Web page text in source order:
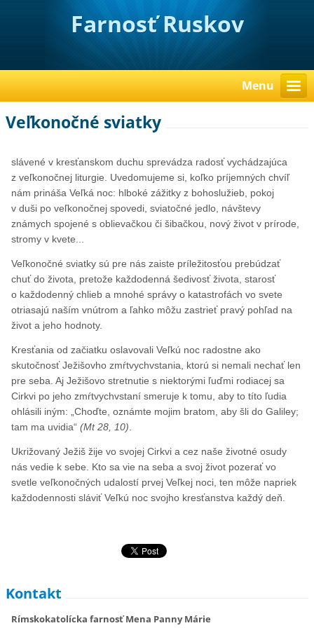
Farnosť Ruskov
Menu
Veľkonočné sviatky
slávené v kresťanskom duchu sprevádza radosť vychádzajúca
z veľkonočnej liturgie. Uvedomujeme si, koľko príjemných chvíľ
nám prináša Veľká noc: hlboké zážitky z bohoslužieb, pokoj
v duši po veľkonočnej spovedi, sviatočné jedlo, návštevy
známych spojené s oblievačkou či šibačkou, nový život v prírode,
stromy v kvete...
Veľkonočné sviatky sú pre nás zaiste príležitosťou prebúdzať
chuť do života, pretože každodenná šedivosť života, starosť
o každodenný chlieb a mnohé správy o katastrofách vo svete
otriasajú naším vnútrom a ľahko môžu zastrieť pravý pohľad na
život a jeho hodnoty.
Kresťania od začiatku oslavovali Veľkú noc radostne ako
skutočnosť Ježišovho zmŕtvychvstania, ktorú si nemali nechať len
pre seba. Aj Ježišovo stretnutie s niektorými ľuďmi rodiacej sa
Cirkvi po jeho zmŕtvychvstaní smeruje k tomu, aby to títo ľudia
ohlásili iným: „Choďte, oznámte mojim bratom, aby šli do Galiley;
tam ma uvidia“(Mt 28, 10).
Ukrižovaný Ježiš žije vo svojej Cirkvi a cez naše životné osudy
nás vedie k sebe. Kto sa vie na seba a svoj život pozerať vo
svetle veľkonočných udalostí prvej Veľkej noci, ten môže napriek
každodennosti sláviť Veľkú noc svojho kresťanstva každý deň.
Kontakt
Rímskokatolícka farnosť Mena Panny Márie